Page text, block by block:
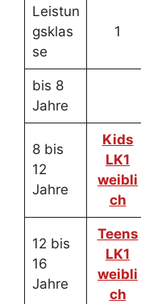
Leistun
gsklas
se
1
bis 8
Jahre
8 bis
12
Jahre
Kids
LK1
weibli
ch
12 bis
16
Jahre
Teens
LK1
weibli
ch